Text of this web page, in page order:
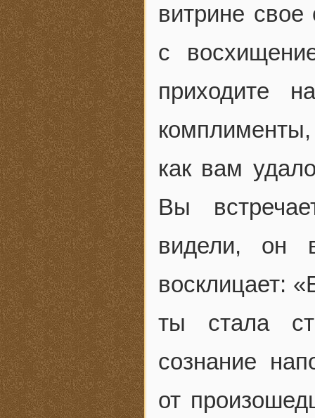
витрине
с
приходите
как вам
Вы
видели, он
восклицает:
ты стала
сознание
от